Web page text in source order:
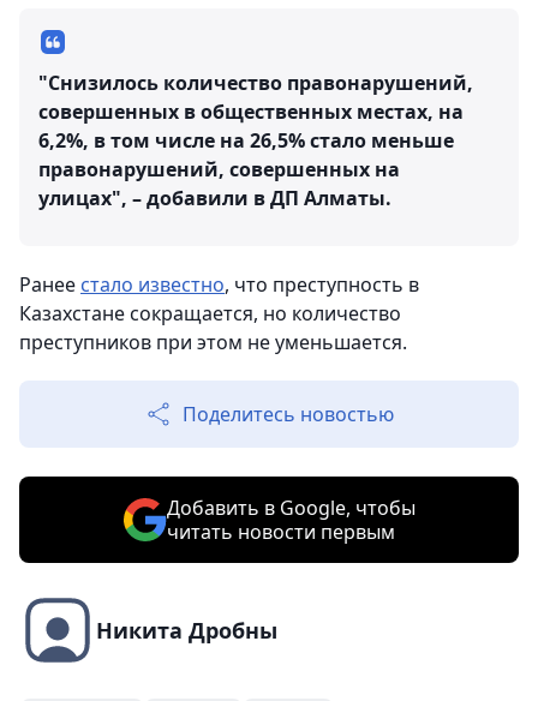
"Снизилось количество правонарушений,
совершенных в общественных местах, на
6,2%, в том числе на 26,5% стало меньше
правонарушений, совершенных на
улицах", – добавили в ДП Алматы.
Ранее стало известно, что преступность в
Казахстане сокращается, но количество
преступников при этом не уменьшается.
Поделитесь новостью
Добавить в Google, чтобы
читать новости первым
Никита Дробны